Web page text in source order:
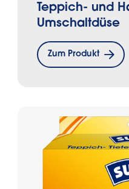
Teppich- und
Umschaltdüse
Zum Produkt